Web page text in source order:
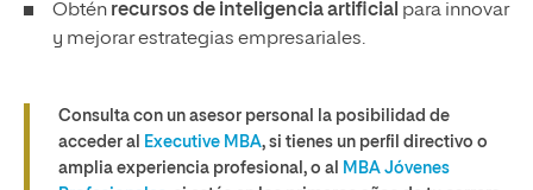
Obtén recursos de inteligencia artificial para innovar
y mejorar estrategias empresariales.
Consulta con un asesor personal la posibilidad de
acceder al
Executive MBA, si tienes un perfil directivo o
amplia experiencia profesional, o al
MBA Jóvenes